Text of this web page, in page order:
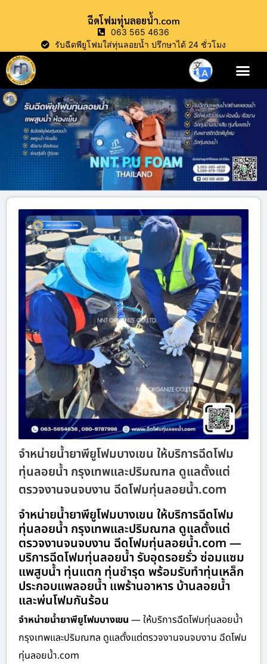
ฉีดโฟมทุ่นลอยน้ำ.com
063 565 4636
รับฉีดพียูโฟมใส่ทุ่นลอยน้ำ ปรึกษาได้ 24 ชั่วโมง
จำหน่ายน้ำยาพียูโฟมบางเขน ให้บริการฉีดโฟม
ทุ่นลอยน้ำ กรุงเทพและปริมณฑล ดูแลตั้งแต่
ตรวจงานจนจบงาน ฉีดโฟมทุ่นลอยน้ำ.com
จำหน่ายน้ำยาพียูโฟมบางเขน ให้บริการฉีดโฟม
ทุ่นลอยน้ำ กรุงเทพและปริมณฑล ดูแลตั้งแต่
ตรวจงานจนจบงาน ฉีดโฟมทุ่นลอยน้ำ.com —
บริการฉีดโฟมทุ่นลอยน้ำ รับอุดรอยรั่ว ซ่อมแซม
แพสูบน้ำ ทุ่นแตก ทุ่นชำรุด พร้อมรับทำทุ่นเหล็ก
ประกอบแพลอยน้ำ แพร้านอาหาร บ้านลอยน้ำ
และพ่นโฟมกันร้อน
จำหน่ายน้ำยาพียูโฟมบางเขน — ให้บริการฉีดโฟมทุ่นลอยน้ำ
กรุงเทพและปริมณฑล ดูแลตั้งแต่ตรวจงานจนจบงาน ฉีดโฟม
ทุ่นลอยน้ำ.com